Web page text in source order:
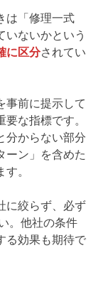
は「修理一式
いないかという
に区分されてい
事前に提示して
な指標です。
分からない部分
ーン」を含めた
。
に絞らず、必ず
。他社の条件
る効果も期待で